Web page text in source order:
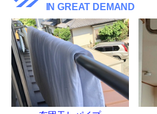
IN GREAT DEMAND